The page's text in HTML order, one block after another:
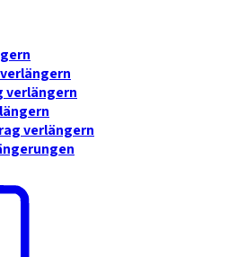
verlängern
verlängern